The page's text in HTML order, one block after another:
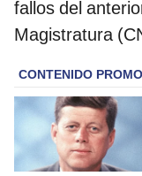
fallos del
Magistratura